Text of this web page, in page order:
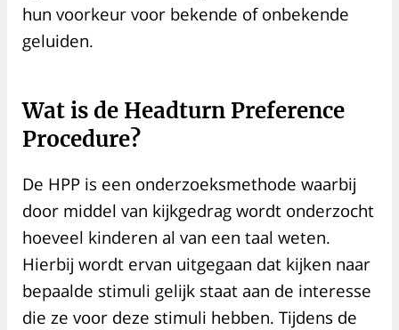
hun voorkeur voor bekende of onbekende
geluiden.
Wat is de Headturn Preference
Procedure?
De HPP is een onderzoeksmethode waarbij
door middel van kijkgedrag wordt onderzocht
hoeveel kinderen al van een taal weten.
Hierbij wordt ervan uitgegaan dat kijken naar
bepaalde stimuli gelijk staat aan de interesse
die ze voor deze stimuli hebben. Tijdens de